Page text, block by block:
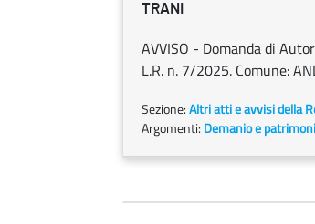
TRANI
AVVISO - Domanda di
L.R. n. 7/2025. Comune:
Sezione:Altri atti e avvisi della
Argomenti: Demanio e